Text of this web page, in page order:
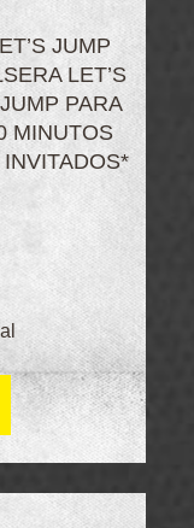
JUMP
LET’S
PARA
MINUTOS